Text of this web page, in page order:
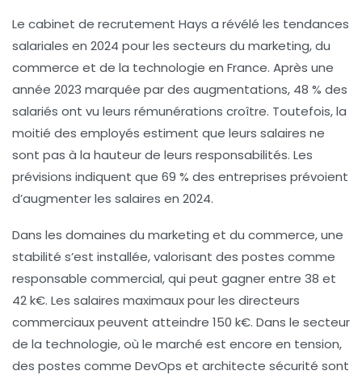
Le cabinet de recrutement Hays a révélé les tendances
salariales en 2024 pour les secteurs du marketing, du
commerce et de la technologie en France. Après une
année 2023 marquée par des augmentations, 48 % des
salariés ont vu leurs rémunérations croître. Toutefois, la
moitié des employés estiment que leurs salaires ne
sont pas à la hauteur de leurs responsabilités. Les
prévisions indiquent que 69 % des entreprises prévoient
d’augmenter les salaires en 2024.
Dans les domaines du marketing et du commerce, une
stabilité s’est installée, valorisant des postes comme
responsable commercial, qui peut gagner entre 38 et
42 k€. Les salaires maximaux pour les directeurs
commerciaux peuvent atteindre 150 k€. Dans le secteur
de la technologie, où le marché est encore en tension,
des postes comme DevOps et architecte sécurité sont